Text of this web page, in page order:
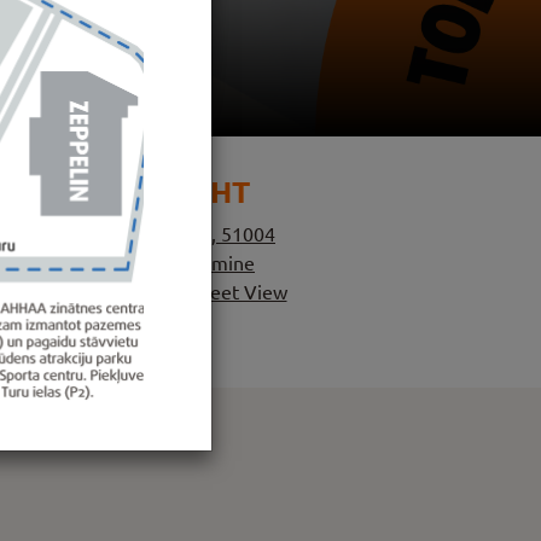
ASUKOHT
Sadama 1, Tartu, 51004
Asukoht ja parkimine
Google Street View